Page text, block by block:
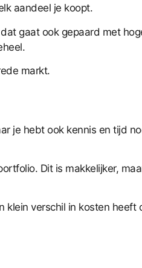
aandeel je koopt.
gaat ook gepaard met
markt.
je hebt ook kennis en tijd
Dit is makkelijker,
klein verschil in kosten heeft